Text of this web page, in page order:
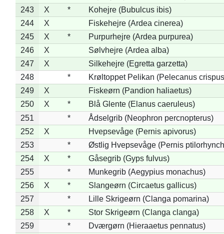
243
X *
Kohejre (Bubulcus ibis)
244
X
Fiskehejre (Ardea cinerea)
245
X *
Purpurhejre (Ardea purpurea)
246
X
Sølvhejre (Ardea alba)
247
X
Silkehejre (Egretta garzetta)
248
*
Krøltoppet Pelikan (Pelecanus
249
X
Fiskeørn (Pandion haliaetus)
250
X *
Blå Glente (Elanus caeruleus)
251
*
Ådselgrib (Neophron percnopterus)
252
X
Hvepsevåge (Pernis apivorus)
253
*
Østlig Hvepsevåge (Pernis
254
X *
Gåsegrib (Gyps fulvus)
255
*
Munkegrib (Aegypius monachus)
256
X *
Slangeørn (Circaetus gallicus)
257
*
Lille Skrigeørn (Clanga pomarina)
258
X *
Stor Skrigeørn (Clanga clanga)
259
*
Dværgørn (Hieraaetus pennatus)